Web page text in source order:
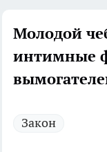
Молодой
интимные
Закон